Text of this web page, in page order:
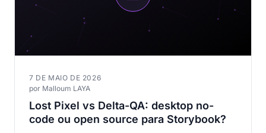
7 DE MAIO DE 2026
por Malloum LAYA
Lost Pixel vs Delta-QA: desktop no-
code ou open source para Storybook?